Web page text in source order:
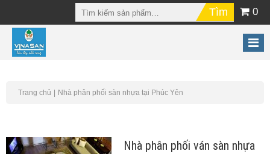
0
Trang chủ Nhà phân phối sàn nhựa tại Phúc Yên
Nhà phân phối ván sàn nhựa